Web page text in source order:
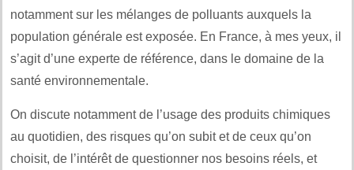
notamment sur les mélanges de polluants auxquels la
population générale est exposée. En France, à mes yeux, il
s’agit d’une experte de référence, dans le domaine de la
santé environnementale.
On discute notamment de l’usage des produits chimiques
au quotidien, des risques qu’on subit et de ceux qu’on
choisit, de l’intérêt de questionner nos besoins réels, et